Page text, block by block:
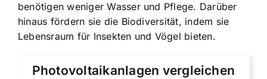
benötigen weniger Wasser und Pflege. Darüber
hinaus fördern sie die Biodiversität, indem sie
Lebensraum für Insekten und Vögel bieten.
Photovoltaikanlagen vergleichen